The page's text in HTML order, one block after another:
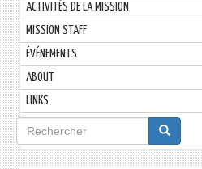
ACTIVITÉS DE LA MISSION
MISSION STAFF
ÉVÉNEMENTS
ABOUT
LINKS
Formulaire
de